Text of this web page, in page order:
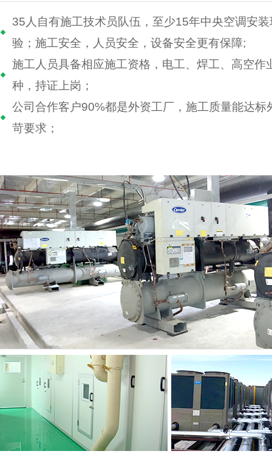
35人自有施工技术员队伍，至少15年中央空调安
验；施工安全，人员安全，设备安全更有保障;
施工人员具备相应施工资格，电工、焊工、高空作
种，持证上岗；
公司合作客户90%都是外资工厂，施工质量能达标
苛要求；